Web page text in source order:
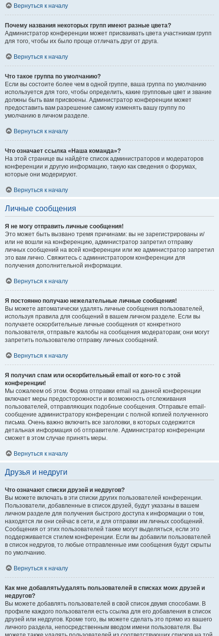
Вернуться к началу
Почему названия некоторых групп имеют разные цвета?
Администратор конференции может присваивать цвета участникам групп
для того, чтобы их было проще отличать друг от друга.
Вернуться к началу
Что такое группа по умолчанию?
Если вы состоите более чем в одной группе, ваша группа по умолчанию
используется для того, чтобы определить, какие групповые цвет и звание
должны быть вам присвоены. Администратор конференции может
предоставить вам разрешение самому изменять вашу группу по
умолчанию в личном разделе.
Вернуться к началу
Что означает ссылка «Наша команда»?
На этой странице вы найдёте список администраторов и модераторов
конференции и другую информацию, такую как сведения о форумах,
которые они модерируют.
Вернуться к началу
Личные сообщения
Я не могу отправить личные сообщения!
Это может быть вызвано тремя причинами: вы не зарегистрированы и/
или не вошли на конференцию, администратор запретил отправку
личных сообщений на всей конференции или же администратор запретил
это вам лично. Свяжитесь с администратором конференции для
получения дополнительной информации.
Вернуться к началу
Я постоянно получаю нежелательные личные сообщения!
Вы можете автоматически удалять личные сообщения пользователей,
используя правила для сообщений в вашем личном разделе. Если вы
получаете оскорбительные личные сообщения от конкретного
пользователя, отправьте жалобы на сообщения модераторам; они могут
запретить пользователю отправку личных сообщений.
Вернуться к началу
Я получил спам или оскорбительный email от кого-то с этой
конференции!
Мы сожалеем об этом. Форма отправки email на данной конференции
включает меры предосторожности и возможность отслеживания
пользователей, отправляющих подобные сообщения. Отправьте email-
сообщение администратору конференции с полной копией полученного
письма. Очень важно включить все заголовки, в которых содержится
детальная информация об отправителе. Администратор конференции
сможет в этом случае принять меры.
Вернуться к началу
Друзья и недруги
Что означают списки друзей и недругов?
Вы можете включать в эти списки других пользователей конференции.
Пользователи, добавленные в список друзей, будут указаны в вашем
личном разделе для получения быстрого доступа к информации о том,
находятся ли они сейчас в сети, и для отправки им личных сообщений.
Сообщения от этих пользователей также могут выделяться, если это
поддерживается стилем конференции. Если вы добавили пользователей
в список недругов, то любые отправленные ими сообщения будут скрыты
по умолчанию.
Вернуться к началу
Как мне добавлять/удалять пользователей в списках моих друзей и
недругов?
Вы можете добавлять пользователей в свой список двумя способами. В
профиле каждого пользователя есть ссылка для его добавления в список
друзей или недругов. Кроме того, вы можете сделать это прямо из вашего
личного раздела, непосредственным вводом имени пользователя. Вы